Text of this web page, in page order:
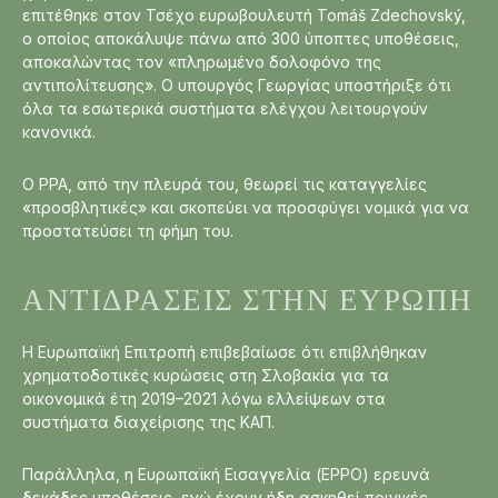
επιτέθηκε στον Τσέχο ευρωβουλευτή Tomáš Zdechovský,
ο οποίος αποκάλυψε πάνω από 300 ύποπτες υποθέσεις,
αποκαλώντας τον «πληρωμένο δολοφόνο της
αντιπολίτευσης». Ο υπουργός Γεωργίας υποστήριξε ότι
όλα τα εσωτερικά συστήματα ελέγχου λειτουργούν
κανονικά.
Ο PPA, από την πλευρά του, θεωρεί τις καταγγελίες
«προσβλητικές» και σκοπεύει να προσφύγει νομικά για να
προστατεύσει τη φήμη του.
ΑΝΤΙΔΡΆΣΕΙΣ ΣΤΗΝ ΕΥΡΏΠΗ
Η Ευρωπαϊκή Επιτροπή επιβεβαίωσε ότι επιβλήθηκαν
χρηματοδοτικές κυρώσεις στη Σλοβακία για τα
οικονομικά έτη 2019–2021 λόγω ελλείψεων στα
συστήματα διαχείρισης της ΚΑΠ.
Παράλληλα, η Ευρωπαϊκή Εισαγγελία (EPPO) ερευνά